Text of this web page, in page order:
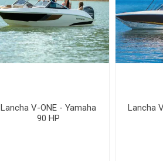
Lancha V-ONE - Yamaha
90 HP
Lancha